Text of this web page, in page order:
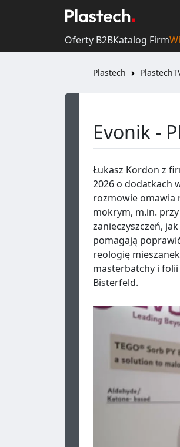
Oferty B2BKatalog Firm
Plastech
Evonik -
Łukasz Kordon z
2026 o dodatkach
rozmowie omawia
mokrym, m.in.
zanieczyszczeń,
pomagają
reologię
masterbatchy i
Bisterfeld.